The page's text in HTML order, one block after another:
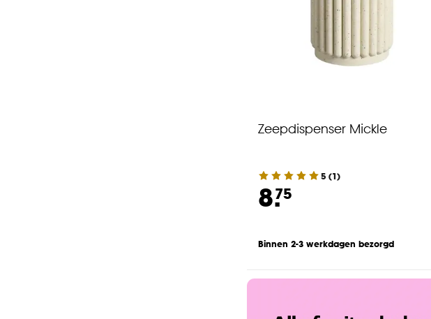
Zeepdispenser Mickle
5 (1)
8.75
Binnen 2-3 werkdagen bezorgd